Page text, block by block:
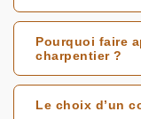
Pourquoi faire
charpentier ?
Le choix d’un